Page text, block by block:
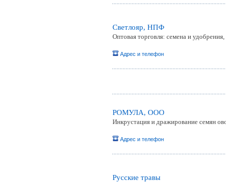
Светлояр, НПФ
Оптовая торговля: семена и
Адрес и телефон
РОМУЛА, ООО
Инкрустация и дражирование семян
Адрес и телефон
Русские травы